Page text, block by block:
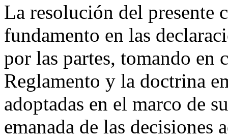
La resolución del presente
fundamento en las
por las partes, tomando en
Reglamento y la doctrina
adoptadas en el marco de
emanada de las decisiones